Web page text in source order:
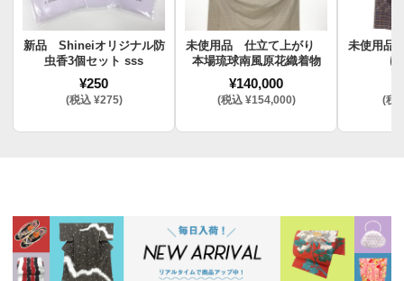
新品 Shineiオリジナル防
虫香3個セット sss
¥250
(税込 ¥275)
未使用品 仕立て上がり
本場琉球南風原花織着物
¥140,000
(税込 ¥154,000)
未使用品
(税